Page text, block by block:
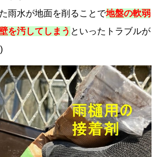
雨水が地面を削ることで地盤の軟弱
を汚してしまう といったトラブルが